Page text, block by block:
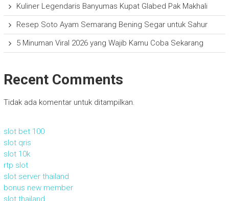
Kuliner Legendaris Banyumas Kupat Glabed Pak Makhali
Resep Soto Ayam Semarang Bening Segar untuk Sahur
5 Minuman Viral 2026 yang Wajib Kamu Coba Sekarang
Recent Comments
Tidak ada komentar untuk ditampilkan.
slot bet 100
slot qris
slot 10k
rtp slot
slot server thailand
bonus new member